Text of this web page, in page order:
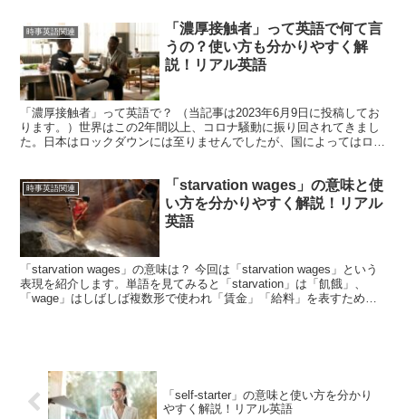
時事英語関連
「濃厚接触者」って英語で何て言
うの？使い方も分かりやすく解
説！リアル英語
「濃厚接触者」って英語で？ （当記事は2023年6月9日に投稿してお
ります。）世界はこの2年間以上、コロナ騒動に振り回されてきまし
た。日本はロックダウンには至りませんでしたが、国によってはロッ
時事英語関連
「starvation wages」の意味と使
い方を分かりやすく解説！リアル
英語
「starvation wages」の意味は？ 今回は「starvation wages」という
表現を紹介します。単語を見てみると「starvation」は「飢餓」、
「wage」はしばしば複数形で使われ「賃金」「給料」を表すため、
「self-starter」の意味と使い方を分かり
やすく解説！リアル英語